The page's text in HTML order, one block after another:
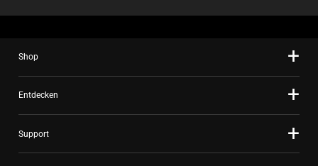
Shop
Entdecken
Support